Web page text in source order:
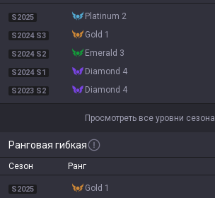
S2025 platinum 2
S2024 S3 gold 1
S2024 S2 emerald 3
S2024 S1 diamond 4
S2023 S2 diamond 4
Просмотреть все уровни сезона
Ранговая гибкая
Сезон Ранг
S2025 gold 1